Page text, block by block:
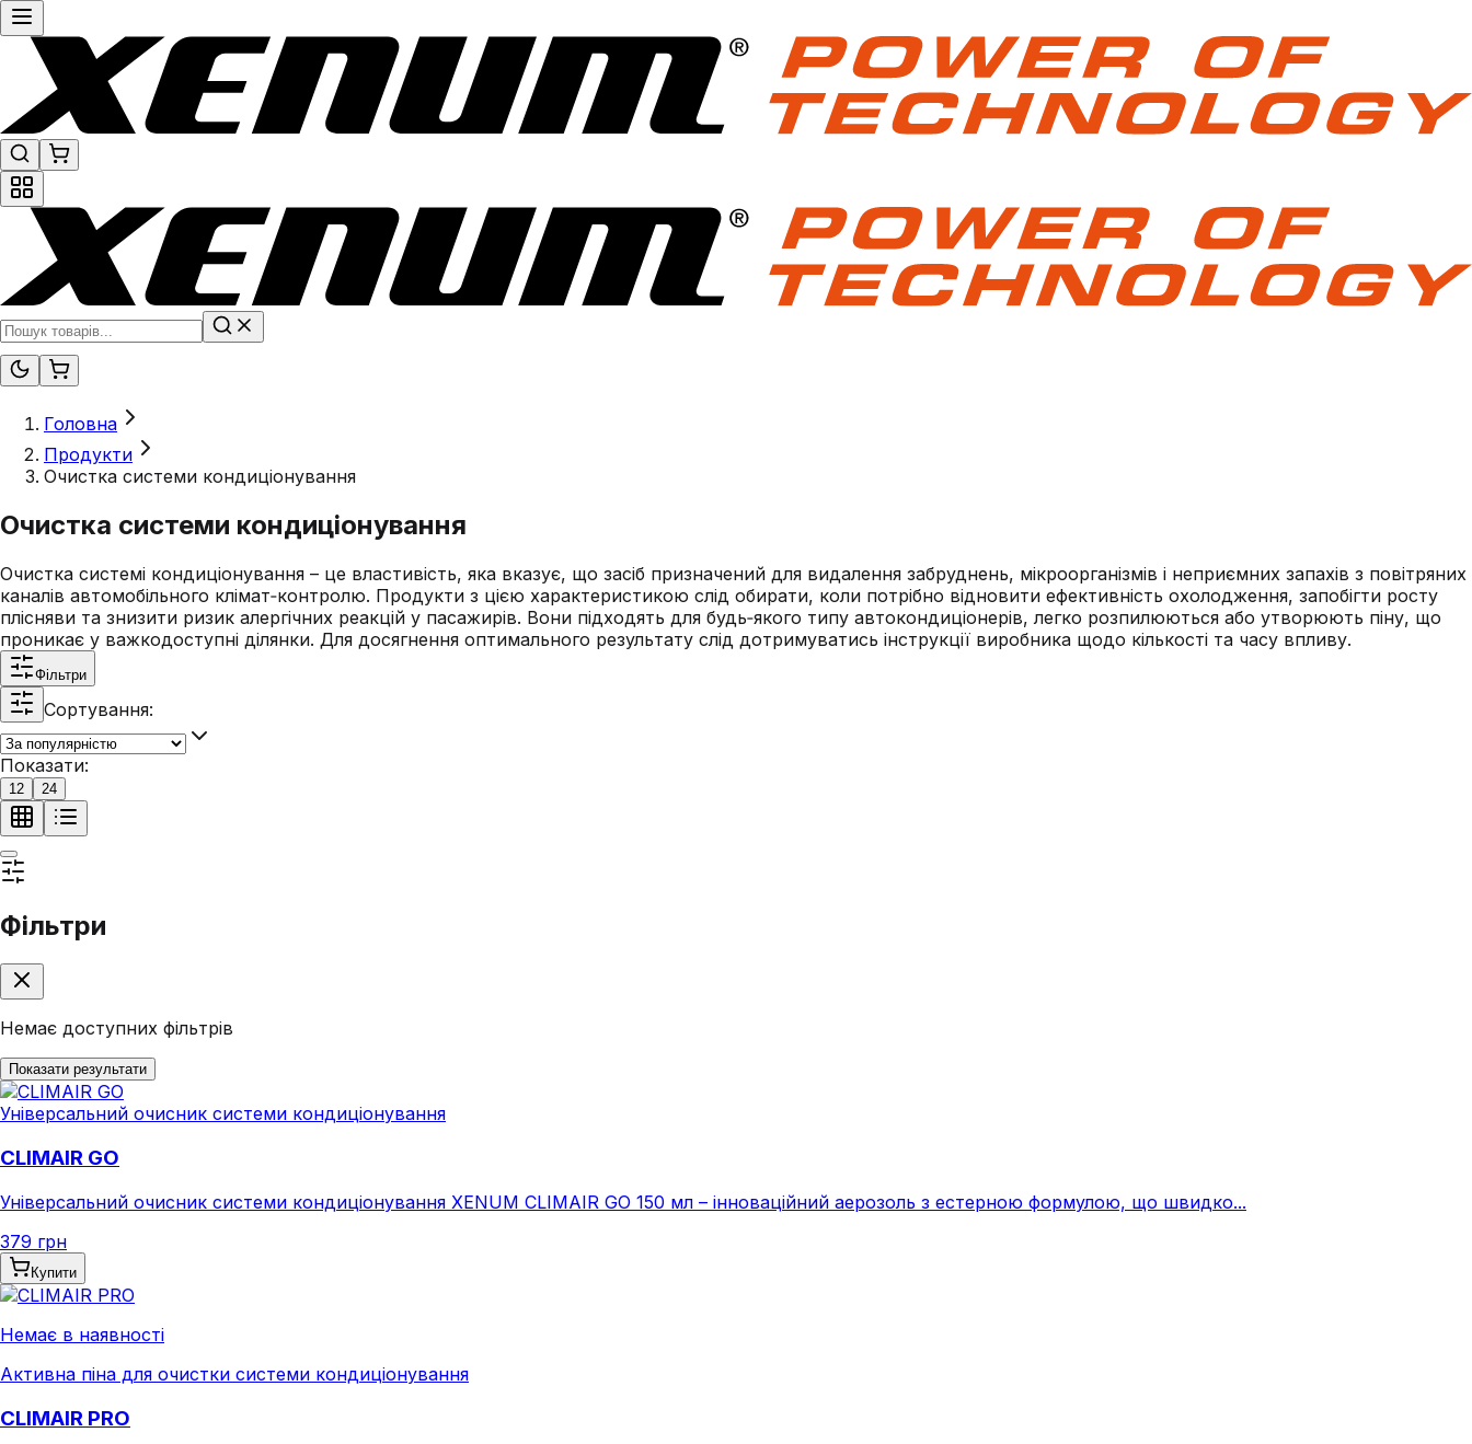
Головна
Продукти
Очистка системи кондиціонування
Очистка системи кондиціонування
Очистка системі кондиціонування – це властивість, яка вказує, що засіб призначений для видалення забруднень, мікроорганізмів і неприємних запахів з повітряних
каналів автомобільного клімат‑контролю. Продукти з цією характеристикою слід обирати, коли потрібно відновити ефективність охолодження, запобігти росту
плісняви та знизити ризик алергічних реакцій у пасажирів. Вони підходять для будь‑якого типу автокондиціонерів, легко розпилюються або утворюють піну, що
проникає у важкодоступні ділянки. Для досягнення оптимального результату слід дотримуватись інструкції виробника щодо кількості та часу впливу.
Фільтри
Сортування:
Показати:
12 24
Фільтри
Немає доступних фільтрів
Показати результати
Універсальний очисник системи кондиціонування
CLIMAIR GO
Універсальний очисник системи кондиціонування XENUM CLIMAIR GO 150 мл – інноваційний аерозоль з естерною формулою, що швидко...
379 грн
Купити
Немає в наявності
Активна піна для очистки системи кондиціонування
CLIMAIR PRO